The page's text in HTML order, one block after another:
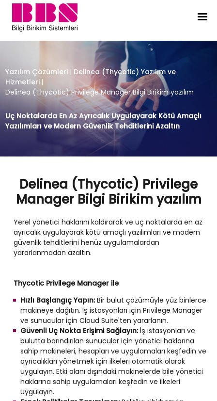
Delinea (Thycotic) Privilege
Yazılım Çözümleri | Delinea (Thycotic) Yazılım ve
Hizmetleri |
Delinea (Thycotic) Privilege Manager Bilgi Birikim yazılım
Uç Noktalarda En Az Ayrıcalık Uygulayarak Kötü Amaçlı
Yazılımları ve Modern Güvenlik Tehditlerini Azaltın
Delinea (Thycotic) Privilege
Manager Bilgi Birikim yazılım
Yerel yönetici haklarını kaldırarak ve uç noktalarda en az
ayrıcalık uygulayarak kötü amaçlı yazılımları ve modern
güvenlik tehditlerini henüz uygulamalardan
yararlanmadan azaltın.
Thycotic Privilege Manager ile
Hızlı Başlangıç Yapın:Bir bulut çözümüyle yüz binlerce
makineye dağıtın. İş istasyonları için Privilege Manager
ve sunucular için Cloud Suite'ten yararlanın.
Güvenli Uç Nokta Erişimi Sağlayın:İş istasyonları ve
bulutta barındırılan sunucular için yönetici haklarına
sahip makineleri, hesapları ve uygulamaları keşfedin ve
ayrıcalıkları yönetmek için ilkeleri otomatik olarak
uygulayın. Etki alanı dışındaki makinelerde bile yönetici
haklarına sahip uygulamaları keşfedin ve ilkeleri
uygulayın.